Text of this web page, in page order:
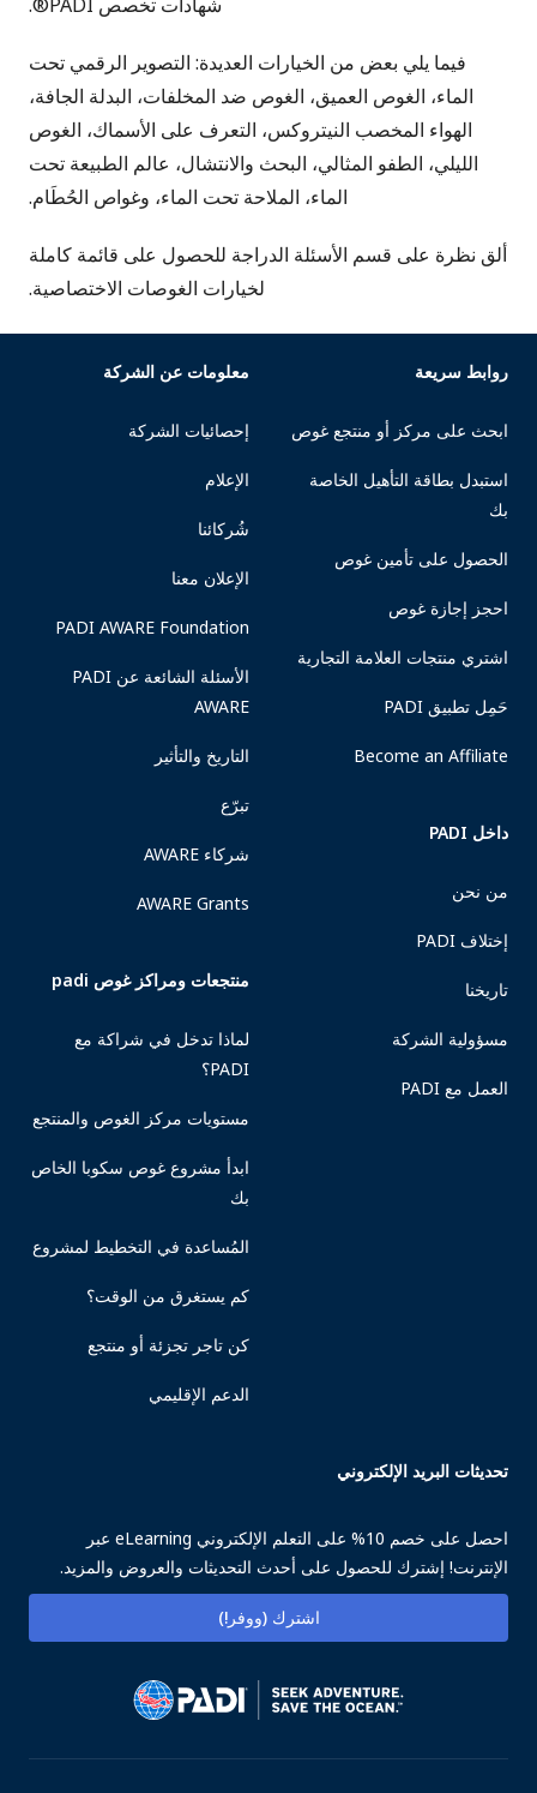
فيما يلي بعض من الخيارات العديدة: التصوير الرقمي تحت
الماء، الغوص العميق، الغوص ضد المخلفات، البدلة الجافة،
الهواء المخصب النيتروكس، التعرف على الأسماك، الغوص
الليلي، الطفو المثالي، البحث والانتشال، عالم الطبيعة تحت
الماء، الملاحة تحت الماء، وغواص الحُطَام.
ألق نظرة على قسم الأسئلة الدراجة للحصول على قائمة كاملة
لخيارات الغوصات الاختصاصية.
روابط سريعة
ابحث على مركز أو منتجع غوص
استبدل بطاقة التأهيل الخاصة
بك
الحصول على تأمين غوص
احجز إجازة غوص
اشتري منتجات العلامة التجارية
حَمِل تطبيق PADI
Become an Affiliate
داخل PADI
من نحن
إختلاف PADI
تاريخنا
مسؤولية الشركة
العمل مع PADI
معلومات عن الشركة
إحصائيات الشركة
الإعلام
شُركائنا
الإعلان معنا
PADI AWARE Foundation
الأسئلة الشائعة عن PADI
AWARE
التاريخ والتأثير
تبرّع
شركاء AWARE
AWARE Grants
منتجعات ومراكز غوص padi
لماذا تدخل في شراكة مع
PADI؟
مستويات مركز الغوص والمنتجع
ابدأ مشروع غوص سكوبا الخاص
بك
المُساعدة في التخطيط لمشروع
كم يستغرق من الوقت؟
كن تاجر تجزئة أو منتجع
الدعم الإقليمي
تحديثات البريد الإلكتروني
احصل على خصم 10% على التعلم الإلكتروني eLearning عبر
الإنترنت! إشترك للحصول على أحدث التحديثات والعروض والمزيد.
اشترك (ووفر!)